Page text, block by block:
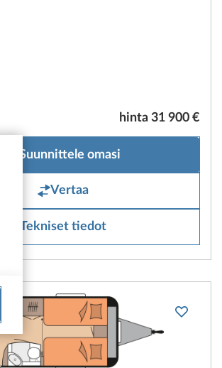
hinta 31 900 €
Suunnittele omasi
Vertaa
Tekniset tiedot